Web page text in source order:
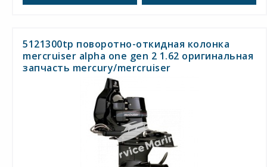
5121300tp поворотно-откидная колонка
mercruiser alpha one gen 2 1.62 оригинальная
запчасть mercury/mercruiser